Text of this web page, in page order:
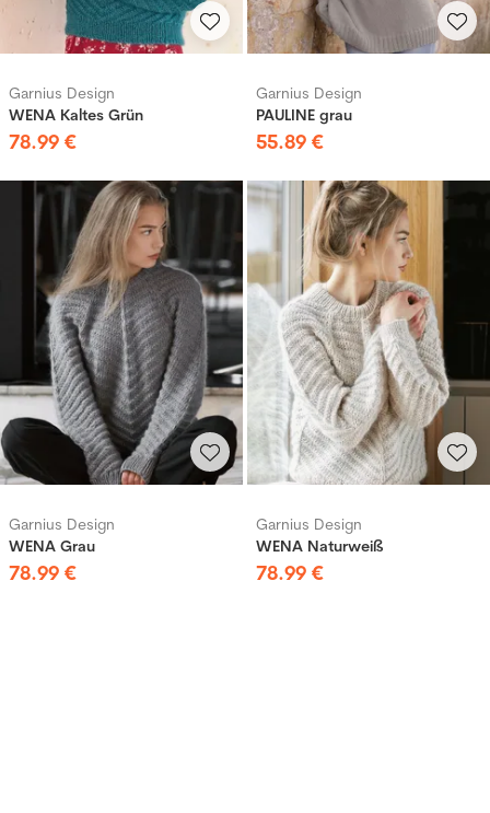
Garnius Design
WENA Kaltes Grün
78.99 €
Garnius Design
PAULINE grau
55.89 €
Garnius Design
WENA Grau
78.99 €
Garnius Design
WENA Naturweiß
78.99 €